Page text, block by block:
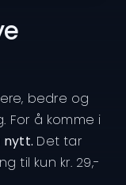
bedre og
For å komme i
nytt. Det tar
til kun kr. 29,-